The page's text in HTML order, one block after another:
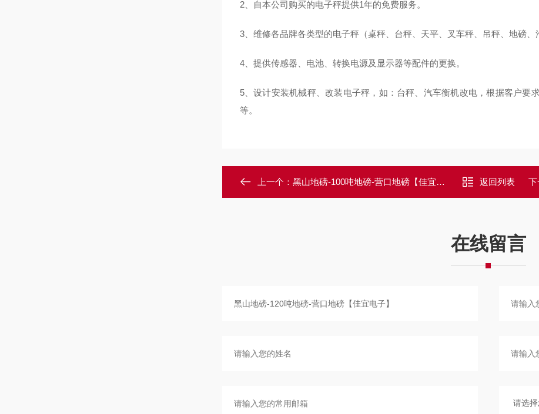
2、自本公司购买的电子秤提供1年的免费服务。
3、维修各品牌各类型的电子秤（桌秤、台秤、天平、叉车秤、吊秤、地磅、
4、提供传感器、电池、转换电源及显示器等配件的更换。
5、设计安装机械秤、改装电子秤，如：台秤、汽车衡机改电，根据客户要
等。
上一个： 黑山地磅-100吨地磅-营口地磅【佳宜电子】 返回列表 下
在线留言